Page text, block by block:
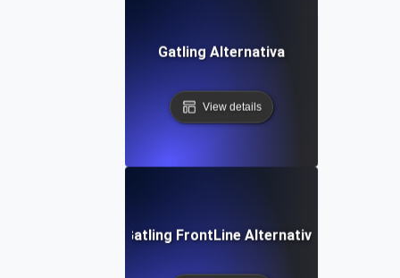
Gatling Alternativa
View details
Gatling FrontLine Alternativa